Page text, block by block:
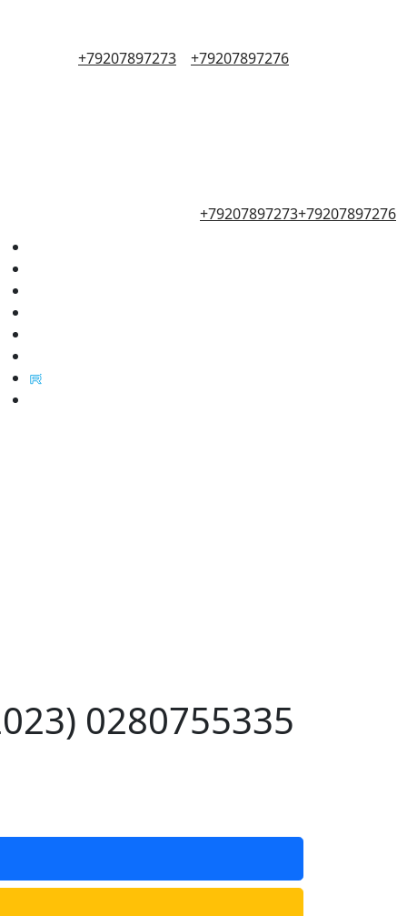
+79207897273 +79207897276
+79207897273+79207897276
0280755335